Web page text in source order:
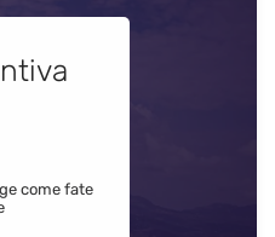
come fate